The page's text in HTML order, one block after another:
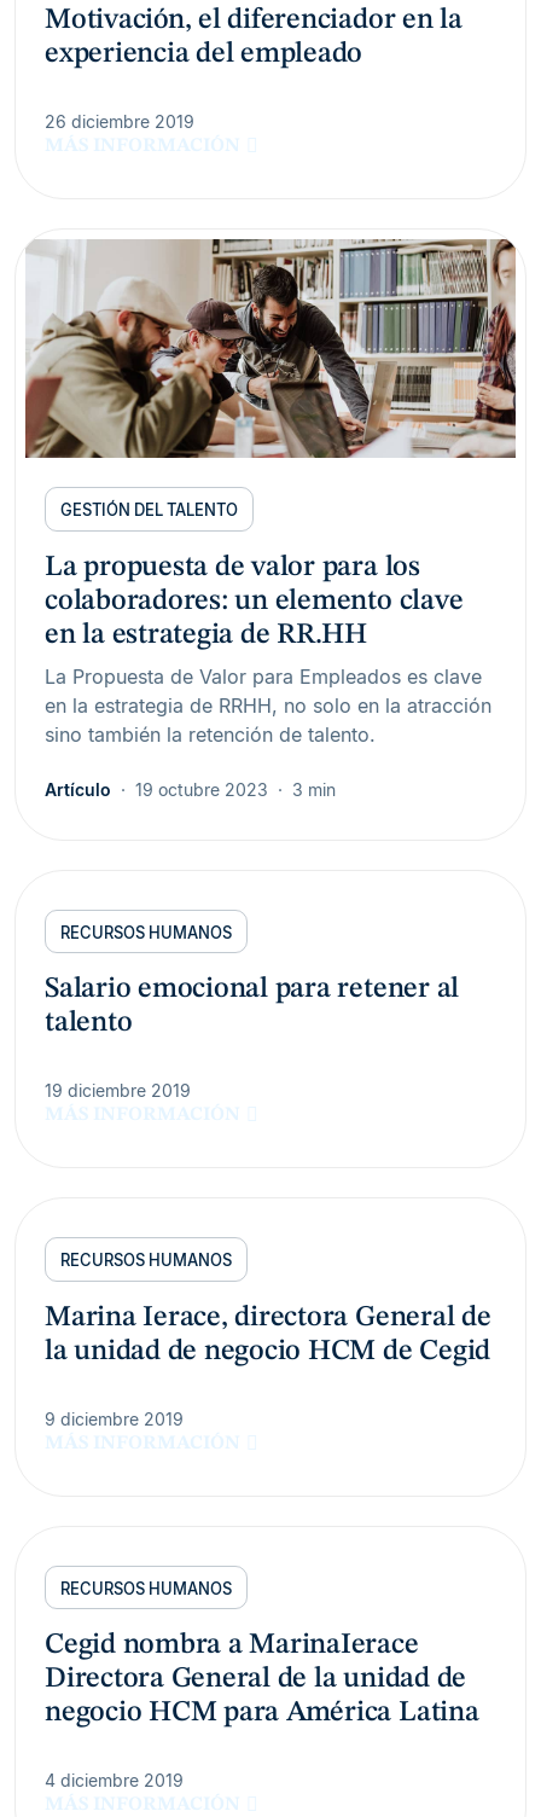
Motivación, el diferenciador en la
experiencia del empleado
26 diciembre 2019
MÁS INFORMACIÓN
GESTIÓN DEL TALENTO
La propuesta de valor para los
colaboradores: un elemento clave
en la estrategia de RR.HH
La Propuesta de Valor para Empleados es clave
en la estrategia de RRHH, no solo en la atracción
sino también la retención de talento.
Artículo 19 octubre 2023 3 min
RECURSOS HUMANOS
Salario emocional para retener al
talento
19 diciembre 2019
MÁS INFORMACIÓN
RECURSOS HUMANOS
Marina Ierace, directora General de
la unidad de negocio HCM de Cegid
9 diciembre 2019
MÁS INFORMACIÓN
RECURSOS HUMANOS
Cegid nombra a MarinaIerace
Directora General de la unidad de
negocio HCM para América Latina
4 diciembre 2019
MÁS INFORMACIÓN